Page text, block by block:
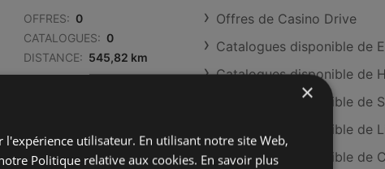
OFFRES: 0
CATALOGUES: 0
DISTANCE: 545,82 km
DISTANCE: 552,11 km
Offres de Casino Drive
Catalogues disponible de
Catalogues disponible de
Catalogues disponible de
Catalogues disponible de
Catalogues disponible de
×
utilisateur. En utilisant notre site Web,
Politique relative aux cookies. En savoir plus